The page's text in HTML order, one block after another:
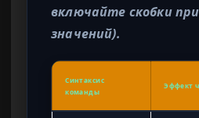
включайте скобки
значений).
Синтаксис
команды
Эффект